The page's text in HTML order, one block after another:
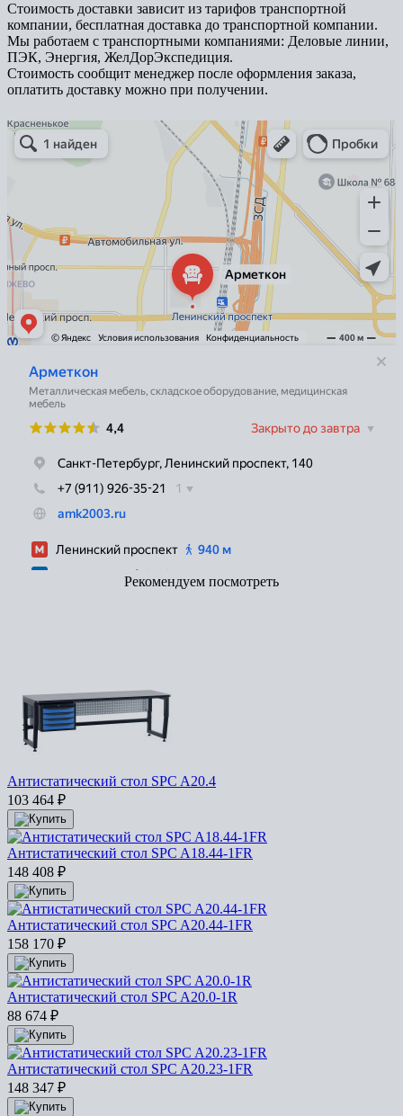
Стоимость доставки зависит из тарифов транспортной
компании, бесплатная доставка до транспортной компании.
Мы работаем с транспортными компаниями: Деловые линии,
ПЭК, Энергия, ЖелДорЭкспедиция.
Стоимость сообщит менеджер после оформления заказа,
оплатить доставку можно при получении.
Арметкон
Металлическая мебель в Санкт‑Петербурге
Торговое оборудование в Санкт‑Петербурге
Рекомендуем посмотреть
Антистатический стол SPC A20.4
103 464 ₽
Антистатический стол SPC A18.44-1FR
148 408 ₽
Антистатический стол SPC A20.44-1FR
158 170 ₽
Антистатический стол SPC A20.0-1R
88 674 ₽
Антистатический стол SPC A20.23-1FR
148 347 ₽